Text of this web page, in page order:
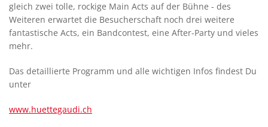
gleich zwei tolle, rockige Main Acts auf der Bühne - des
Weiteren erwartet die Besucherschaft noch drei weitere
fantastische Acts, ein Bandcontest, eine After-Party und vieles
mehr.
Das detaillierte Programm und alle wichtigen Infos findest Du
unter
www.huettegaudi.ch